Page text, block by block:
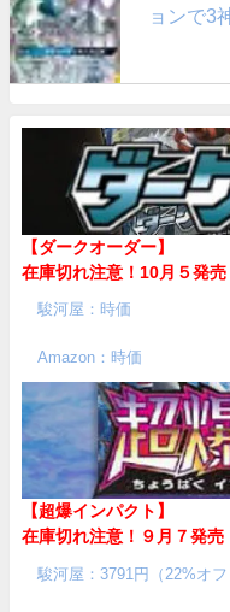
ョンで3
【ダークオーダー】
在庫切れ注意！10月５発売
駿河屋：時価
Amazon：時価
【超爆インパクト】
在庫切れ注意！９月７発売
駿河屋：3791円（22%オフ